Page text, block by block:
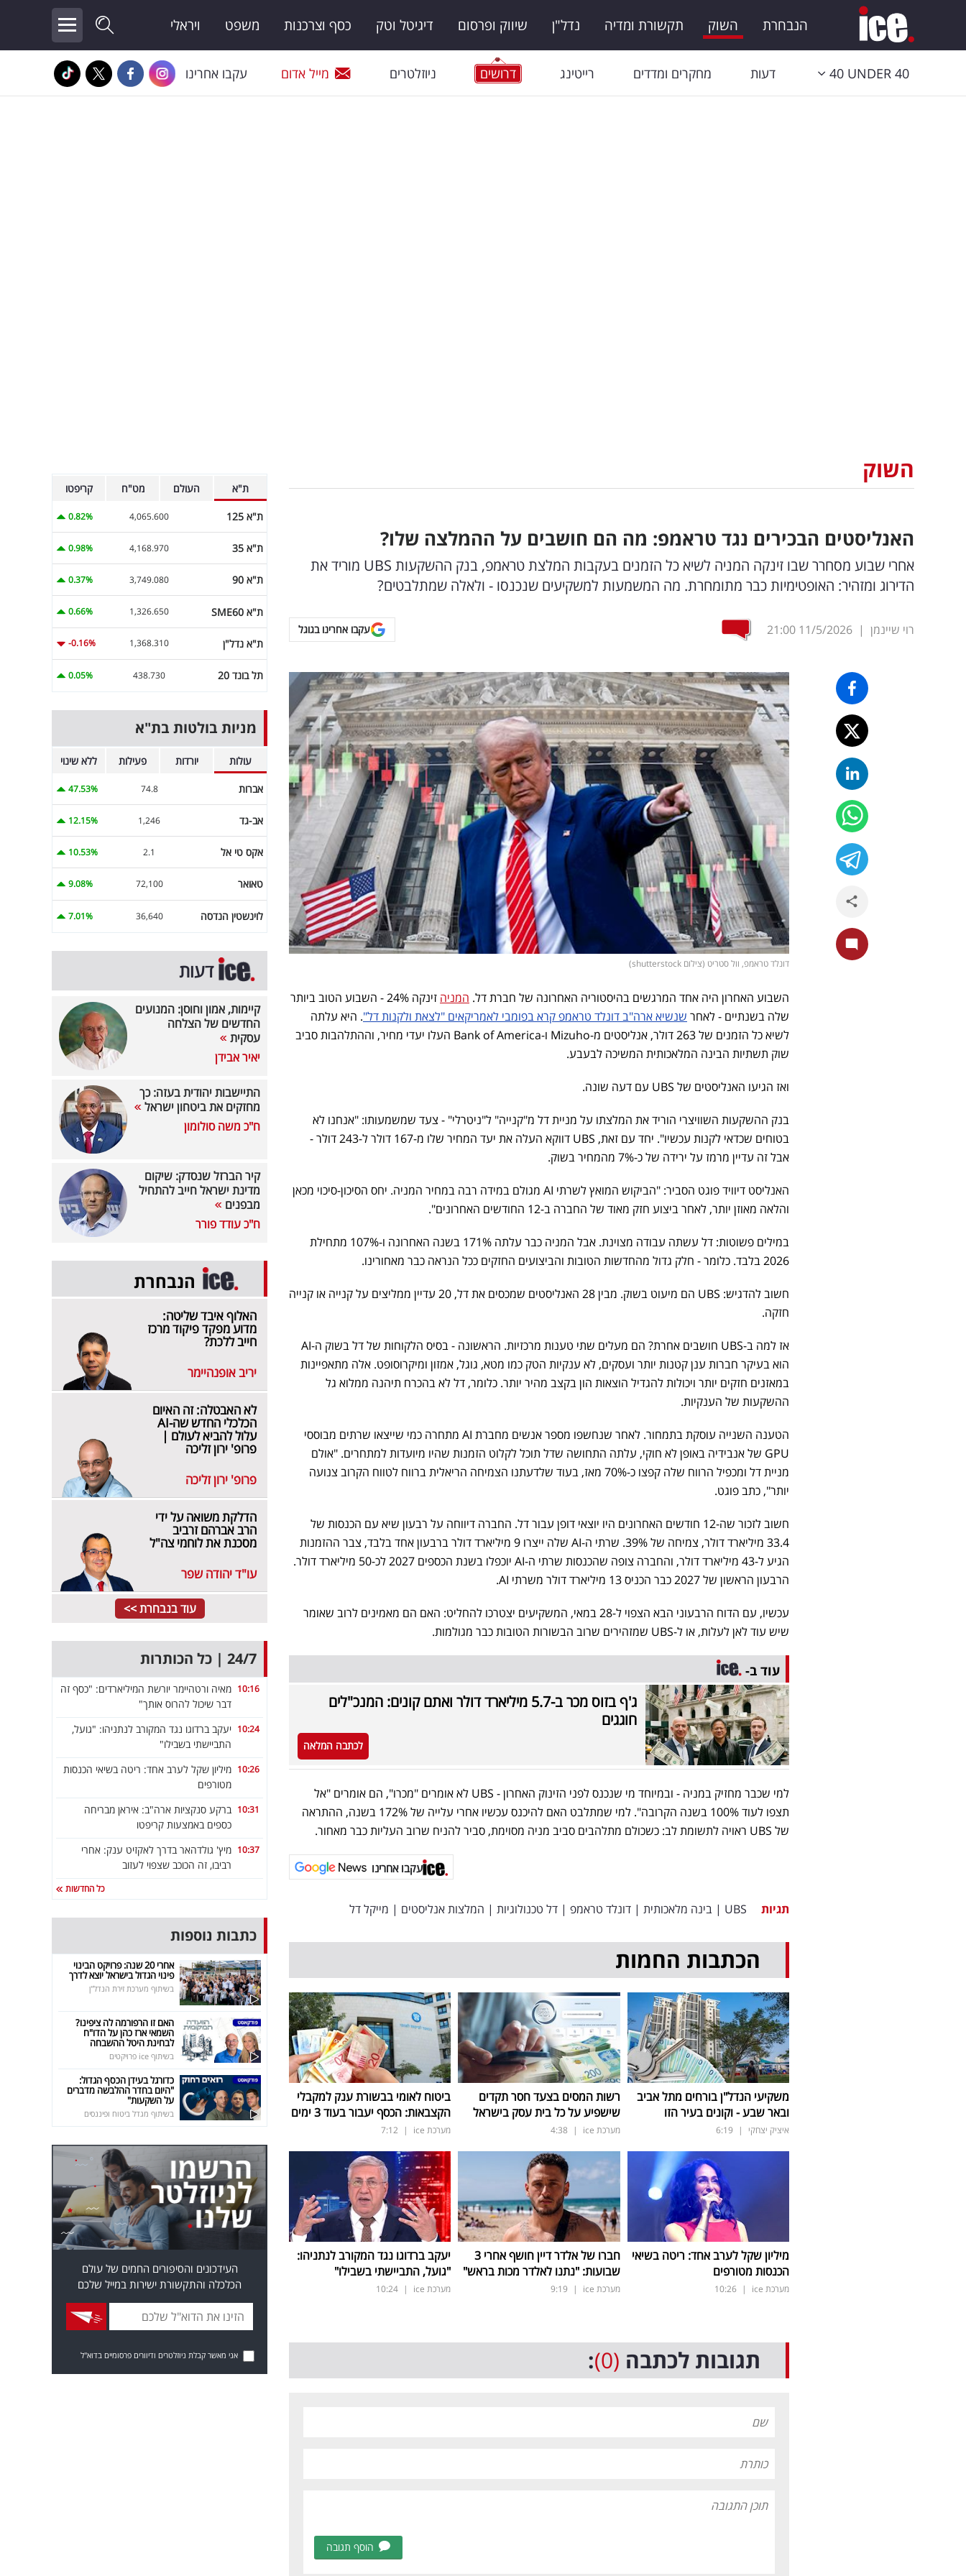
הנבחרת השוק תקשורת ומדיה נדל"ן שיווק ופרסום דיגיטל וטק כסף וצרכנות משפט ויראלי
40 UNDER 40 דעות מחקרים ומדדים רייטינג דרושים ניוזלטרים מייל אדום עקבו אחרינו
השוק
האנליסטים הבכירים נגד טראמפ: מה הם חושבים על ההמלצה שלו?
אחרי שבוע מסחרר שבו זינקה המניה לשיא כל הזמנים בעקבות המלצת טראמפ, בנק ההשקעות UBS מוריד את
הדירוג ומזהיר: האופטימיות כבר מתומחרת. מה המשמעות למשקיעים שנכנסו - ולאלה שמתלבטים?
רוי שיינמן |
11/5/2026
21:00 עקבו אחרינו בגוגל
דונלד טראמפ, וול סטריט (צילום shutterstock)
השבוע האחרון היה אחד המרגשים בהיסטוריה האחרונה של חברת דל. המניה
זינקה 24% - השבוע הטוב ביותר
שלה בשנתיים - לאחר שנשיא ארה"ב דונלד טראמפ קרא בפומבי לאמריקאים "לצאת ולקנות דל". היא עלתה
לשיא כל הזמנים של 263 דולר, אנליסטים מ-Mizuho ו-Bank of America העלו יעדי מחיר, וההתלהבות סביב
שוק תשתיות הבינה המלאכותית המשיכה לבעבע.
ואז הגיעו האנליסטים של UBS עם דעה שונה.
בנק ההשקעות השוויצרי הוריד את המלצתו על מניית דל מ"קנייה" ל"ניטרלי" - צעד שמשמעותו: "אנחנו לא
בטוחים שכדאי לקנות עכשיו". יחד עם זאת, UBS דווקא העלה את יעד המחיר שלו מ-167 דולר ל-243 דולר -
אבל זה עדיין מרמז על ירידה של כ-7% מהמחיר בשוק.
האנליסט דיוויד פוגט הסביר: "הביקוש המואץ לשרתי AI מגולם במידה רבה במחיר המניה. יחס הסיכון-סיכוי מכאן
והלאה מאוזן יותר, לאחר ביצוע חזק מאוד של החברה ב-12 החודשים האחרונים".
במילים פשוטות: דל עשתה עבודה מצוינת. אבל המניה כבר עלתה 171% בשנה האחרונה ו-107% מתחילת
2026 בלבד. כלומר - חלק גדול מהחדשות הטובות והביצועים החזקים ככל הנראה כבר מאחורינו.
חשוב להדגיש: UBS הם מיעוט בשוק. מבין 28 האנליסטים שמכסים את דל, 20 עדיין ממליצים על קנייה או קנייה
חזקה.
אז למה ב-UBS חושבים אחרת? הם מעלים שתי טענות מרכזיות. הראשונה - בסיס הלקוחות של דל בשוק ה-AI
הוא בעיקר חברות ענן קטנות יותר ועסקים, לא ענקיות הטק כמו מטא, גוגל, אמזון ומיקרוסופט. אלה מתאפיינות
במאזנים חזקים יותר ויכולות להגדיל הוצאות הון בקצב מהיר יותר. כלומר, דל לא בהכרח תיהנה ממלוא גל
ההשקעות של הענקיות.
הטענה השנייה עוסקת בתמחור. לאחר שנחשפו מספר אנשים מחברת AI מתחרה כמי שייצאו שרתים מבוססי
GPU של אנבידיה באופן לא חוקי, עלתה התחושה שדל תוכל לקלוט הזמנות שהיו מיועדות למתחרים. "אולם
מניית דל ומכפיל הרווח שלה קפצו כ-70% מאז, בעוד שלדעתנו הצמיחה הריאלית ברווח לטווח הקרוב צנועה
יותר", כתב פוגט.
חשוב לזכור שה-12 חודשים האחרונים היו יוצאי דופן עבור דל. החברה דיווחה על רבעון שיא עם הכנסות של
33.4 מיליארד דולר, צמיחה של 39%. שרתי ה-AI שלה ייצרו 9 מיליארד דולר ברבעון אחד בלבד, צבר ההזמנות
הגיע ל-43 מיליארד דולר, והחברה צופה שהכנסות שרתי ה-AI יוכפלו בשנת הכספים 2027 לכ-50 מיליארד דולר.
הרבעון הראשון של 2027 כבר הכניס 13 מיליארד דולר משרתי AI.
עכשיו, עם הדוח הרבעוני הבא הצפוי ל-28 במאי, המשקיעים יצטרכו להחליט: האם הם מאמינים לרוב שאומר
שיש עוד לאן לעלות, או ל-UBS שמזהירים שרוב הבשורות הטובות כבר מגולמות.
עוד ב-
ג'ף בזוס מכר ב-5.7 מיליארד דולר ואתם קונים: המנכ"לים
חוגגים
לכתבה המלאה
למי שכבר מחזיק במניה - ובמיוחד מי שנכנס לפני הזינוק האחרון - UBS לא אומרים "מכרו", הם אומרים "אל
תצפו לעוד 100% בשנה הקרובה". למי שמתלבט האם להיכנס עכשיו אחרי עלייה של 172% בשנה, ההתראה
של UBS ראויה לתשומת לב: כשכולם מתלהבים סביב מניה מסוימת, סביר להניח שרוב העליות כבר מאחור.
עקבו אחרינו
תגיות UBS
| בינה מלאכותית | דונלד טראמפ | דל טכנולוגיות | המלצות אנליסטים | מייקל דל
הכתבות החמות
משקיעי הנדל"ן בורחים מתל אביב
ובאר שבע - וקונים בעיר הזו
איציק יצחקי |
6:19
רשות המסים בצעד חסר תקדים
שישפיע על כל בית עסק בישראל
מערכת ice |
4:38
ביטוח לאומי בבשורת ענק למקבלי
הקצבאות: הכסף יעבור בעוד 3 ימים
מערכת ice |
7:12
מיליון שקל לערב אחד: ריטה בשיאי
הכנסות מטורפים
מערכת ice |
10:26
חברו של אלדר דיין חושף אחרי 3
שבועות: "נתנו לאלדר מכות בראש"
מערכת ice |
9:19
יעקב ברדוגו נגד המקורב לנתניהו:
"גועל, התביישתי בשבילו"
מערכת ice |
10:24
תגובות לכתבה (0)
:
הוסף תגובה
ת"א העולם מט"ח קריפטו
ת"א 125 4,065.600
0.82%
ת"א 35 4,168.970
0.98%
ת"א 90 3,749.080
0.37%
ת"א SME60 1,326.650
0.66%
ת"א נדל"ן 1,368.310
-0.16%
תל בונד 20 438.730
0.05%
מניות בולטות בת"א
עולות יורדות פעילות ללא שינוי
אברות 74.8
47.53%
אב-גד 1,246
12.15%
אקס טי אל 2.1
10.53%
טאואר 72,100
9.08%
לוינשטין הנדסה 36,640
7.01%
דעות
קיימות, אמון וחוסן: המנועים
החדשים של הצלחה
עסקית
יאיר אבידן
התיישבות יהודית בעזה: כך
מחזקים את ביטחון ישראל
ח"כ משה סולומון
קיר הברזל שנסדק: שיקום
מדינת ישראל חייב להתחיל
מבפנים
ח"כ עודד פורר
הנבחרת
האלוף איבד שליטה:
מדוע מפקד פיקוד מרכז
חייב ללכת?
יריב אופנהיימר
לא האבטלה: זה האיום
הכלכלי החדש שה-AI
עלול להביא לעולם |
פרופ' ירון זליכה
פרופ' ירון זליכה
הדלקת משואה על ידי
הרב אברהם זרביב
מסכנת את לוחמי צה"ל
עו"ד יהודה שפר
עוד בנבחרת >>
24/7 | כל הכותרות
10:16 מאיה ורטהיימר יורשת המיליארדים: "כסף זה
דבר שיכול להרוס אותך"
10:24 יעקב ברדוגו נגד המקורב לנתניהו: "גועל,
התביישתי בשבילו"
10:26 מיליון שקל לערב אחד: ריטה בשיאי הכנסות
מטורפים
10:31 ברקע סנקציות ארה"ב: איראן מבריחה
כספים באמצעות קריפטו
10:37 מיץ' גולדהאר בדרך לאקזיט ענק: אחרי
רביבו, זה הכוכב שצפוי לעזוב
כל החדשות
כתבות נוספות
אחרי 20 שנה: פרויקט הבינוי
פינוי הגדול בישראל יוצא לדרך
בשיתוף מערכת זירת הנדל"ן
האם זו הרפורמה לה ציפינו?
השמאי ארז כהן על הדו"ח
לבחינת היטל ההשבחה
בשיתוף ice פרויקטים
כדורגל בעידן הכסף הגדול:
"היום בחדר ההלבשה מדברים
על השקעות"
בשיתוף מגדל ביטוח ופיננסים
העידכונים והסיפורים החמים של עולם
הכלכלה והתקשורת ישירות במייל שלכם
אני מאשר קבלת ניוזלטרים ודיוורים פרסומיים בדוא"ל